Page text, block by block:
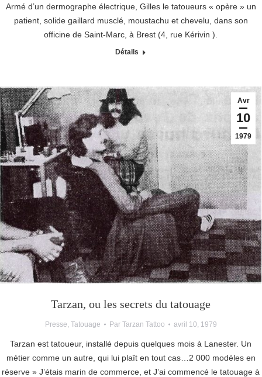
Armé d’un dermographe électrique, Gilles le tatoueurs « opère » un
patient, solide gaillard musclé, moustachu et chevelu, dans son
officine de Saint-Marc, à Brest (4, rue Kérivin ).
Détails
Avr
10
1979
Tarzan, ou les secrets du tatouage
Presse Tatouage Par Tarzan Tattoo avril 10, 1979
Tarzan est tatoueur, installé depuis quelques mois à Lanester. Un
métier comme un autre, qui lui plaît en tout cas…2 000 modèles en
réserve » J’étais marin de commerce, et J’ai commencé le tatouage à